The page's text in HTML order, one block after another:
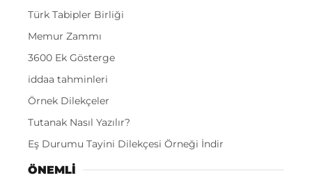
Türk Tabipler Birliği
Memur Zammı
3600 Ek Gösterge
iddaa tahminleri
Örnek Dilekçeler
Tutanak Nasıl Yazılır?
Eş Durumu Tayini Dilekçesi Örneği İndir
ÖNEMLI